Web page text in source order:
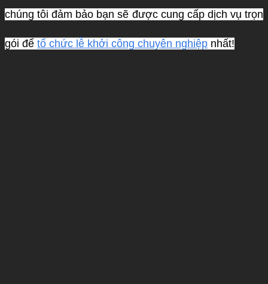
chúng tôi đảm bảo bạn sẽ được cung cấp dịch vụ trọn
gói để tổ chức lễ khởi công chuyên nghiệp nhất!